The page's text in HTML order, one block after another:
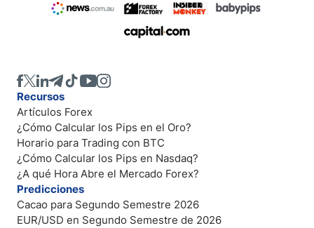
Recursos
Artículos Forex
¿Cómo Calcular los Pips en el Oro?
Horario para Trading con BTC
¿Cómo Calcular los Pips en Nasdaq?
¿A qué Hora Abre el Mercado Forex?
Predicciones
Cacao para Segundo Semestre 2026
EUR/USD en Segundo Semestre de 2026